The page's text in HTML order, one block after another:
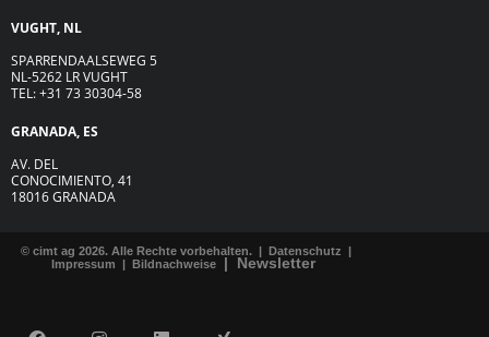
VUGHT, NL
SPARRENDAALSEWEG 5
NL-5262 LR VUGHT
TEL: +31 73 30304-58
GRANADA, ES
AV. DEL
CONOCIMIENTO, 41
18016 GRANADA
© cimt ag 2026. Alle Rechte vorbehalten. | Datenschutz |
Impressum
| Bildnachweise | Newsletter